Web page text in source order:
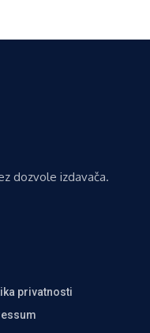
dozvole izdavača.
privatnosti